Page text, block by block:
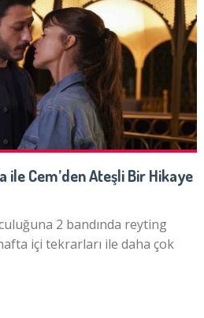
ile Cem’den Ateşli Bir Hikaye
2 bandında reyting
içi tekrarları ile daha çok